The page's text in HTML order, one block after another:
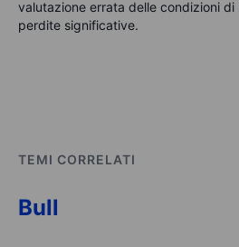
valutazione errata delle condizioni
perdite significative.
TEMI CORRELATI
Bull